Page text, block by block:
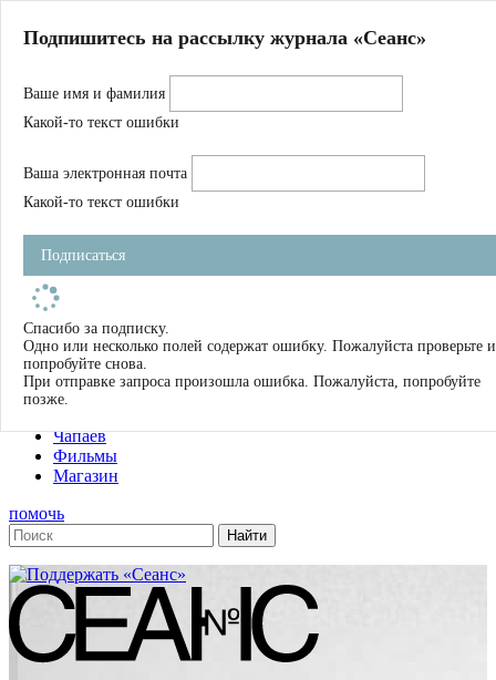
Магазин
Журнал
Школа
Устав
Фильмы
Имена
Тэги
О нас
Журнал
Книги
Чапаев
Фильмы
Магазин
помочь
Подпишитесь на рассылку журнала «Сеанс»
Ваше имя и фамилия
Какой-то текст ошибки
Ваша электронная почта
Какой-то текст ошибки
Подписаться
Спасибо за подписку.
Одно или несколько полей содержат ошибку. Пожалуйста проверьте и
попробуйте снова.
При отправке запроса произошла ошибка. Пожалуйста, попробуйте
позже.